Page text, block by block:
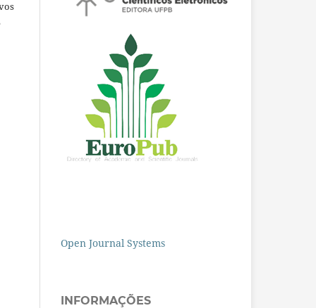
Open Journal Systems
INFORMAÇÕES